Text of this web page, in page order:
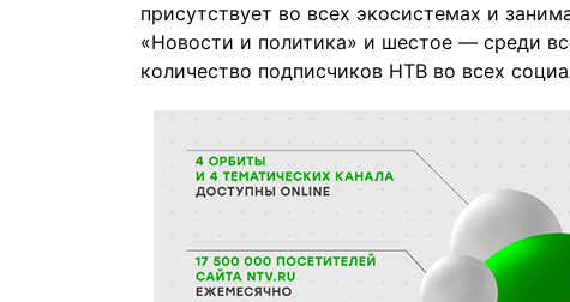
присутствует во всех экосистемах и
«Новости и политика» и шестое — среди
количество подписчиков НТВ во всех